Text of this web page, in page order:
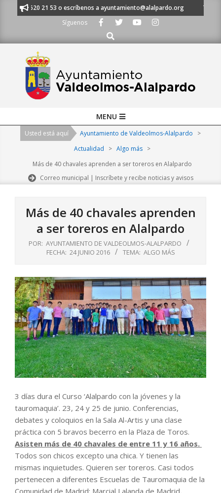
al 91 620 21 53 o escríbenos a ayuntamiento@alalpardo.org
TE
Síguenos
Buscar
Navigation
MENU
Usted está aquí Ayuntamiento de Valdeolmos-Alalpardo
>
Actualidad
> Algo más
>
Más de 40 chavales aprenden a ser toreros en Alalpardo
Correo municipal | Inscríbete y recibe noticias y avisos
Más de 40 chavales aprenden
a ser toreros en Alalpardo
POR: AYUNTAMIENTO DE VALDEOLMOS-ALALPARDO
FECHA: 24 JUNIO 2016 TEMA: ALGO MÁS
3 días dura el Curso ‘Alalpardo con la jóvenes y la
tauromaquia’. 23, 24 y 25 de junio. Conferencias,
debates y coloquios en la Sala Al-Artis y una clase
práctica con 5 bravos becerro en la Plaza de Toros.
Asisten más de 40 chavales de entre 11 y 16 años.
Todos son chicos excepto una chica. Y tienen las
mismas inquietudes. Quieren ser toreros. Casi todos
pertenecen a diferentes Escuelas de Tauromaquia de la
Comunidad de Madrid: Marcial Lalanda de Madrid,